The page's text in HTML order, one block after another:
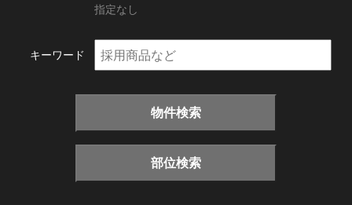
指定なし
キーワード
物件検索
部位検索